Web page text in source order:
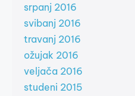
srpanj 2016
svibanj 2016
travanj 2016
ožujak 2016
veljača 2016
studeni 2015